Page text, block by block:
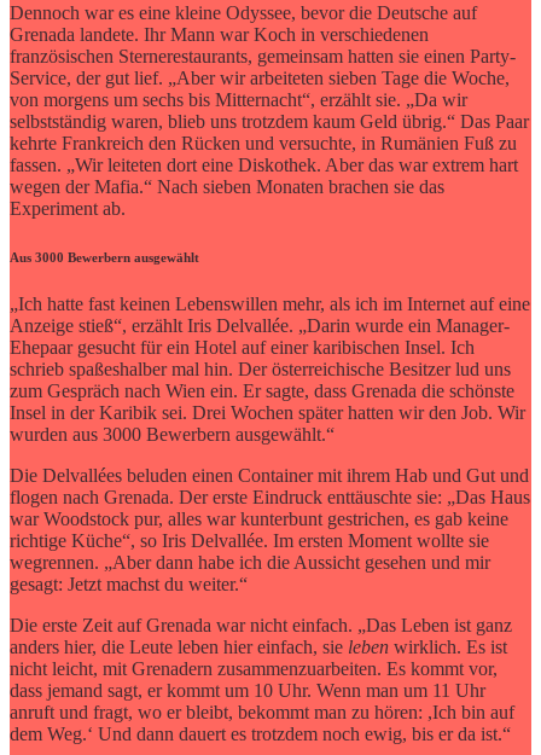
Dennoch war es eine kleine Odyssee, bevor die Deutsche auf
Grenada landete. Ihr Mann war Koch in verschiedenen
französischen Sternerestaurants, gemeinsam hatten sie einen Party-
Service, der gut lief. „Aber wir arbeiteten sieben Tage die Woche,
von morgens um sechs bis Mitternacht“, erzählt sie. „Da wir
selbstständig waren, blieb uns trotzdem kaum Geld übrig.“ Das Paar
kehrte Frankreich den Rücken und versuchte, in Rumänien Fuß zu
fassen. „Wir leiteten dort eine Diskothek. Aber das war extrem hart
wegen der Mafia.“ Nach sieben Monaten brachen sie das
Experiment ab.
Aus 3000 Bewerbern ausgewählt
„Ich hatte fast keinen Lebenswillen mehr, als ich im Internet auf eine
Anzeige stieß“, erzählt Iris Delvallée. „Darin wurde ein Manager-
Ehepaar gesucht für ein Hotel auf einer karibischen Insel. Ich
schrieb spaßeshalber mal hin. Der österreichische Besitzer lud uns
zum Gespräch nach Wien ein. Er sagte, dass Grenada die schönste
Insel in der Karibik sei. Drei Wochen später hatten wir den Job. Wir
wurden aus 3000 Bewerbern ausgewählt.“
Die Delvallées beluden einen Container mit ihrem Hab und Gut und
flogen nach Grenada. Der erste Eindruck enttäuschte sie: „Das Haus
war Woodstock pur, alles war kunterbunt gestrichen, es gab keine
richtige Küche“, so Iris Delvallée. Im ersten Moment wollte sie
wegrennen. „Aber dann habe ich die Aussicht gesehen und mir
gesagt: Jetzt machst du weiter.“
Die erste Zeit auf Grenada war nicht einfach. „Das Leben ist ganz
anders hier, die Leute leben hier einfach, sie leben wirklich. Es ist
nicht leicht, mit Grenadern zusammenzuarbeiten. Es kommt vor,
dass jemand sagt, er kommt um 10 Uhr. Wenn man um 11 Uhr
anruft und fragt, wo er bleibt, bekommt man zu hören: ,Ich bin auf
dem Weg.‘ Und dann dauert es trotzdem noch ewig, bis er da ist.“